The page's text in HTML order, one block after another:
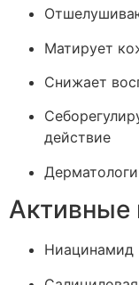
Матирует
Снижает
действие
Активные
Ниацинамид